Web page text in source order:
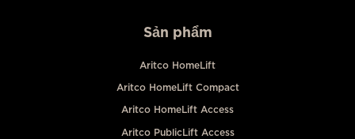
Sản phẩm
Aritco HomeLift
Aritco HomeLift Compact
Aritco HomeLift Access
Aritco PublicLift Access